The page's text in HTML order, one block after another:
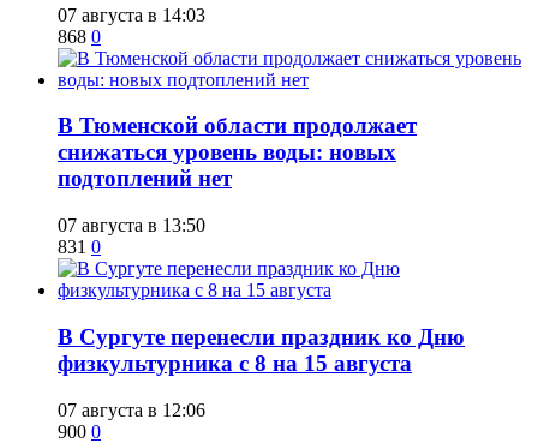
07 августа в 14:03
868 0
​В Тюменской области продолжает
снижаться уровень воды: новых
подтоплений нет
07 августа в 13:50
831 0
​В Сургуте перенесли праздник ко Дню
физкультурника с 8 на 15 августа
07 августа в 12:06
900 0